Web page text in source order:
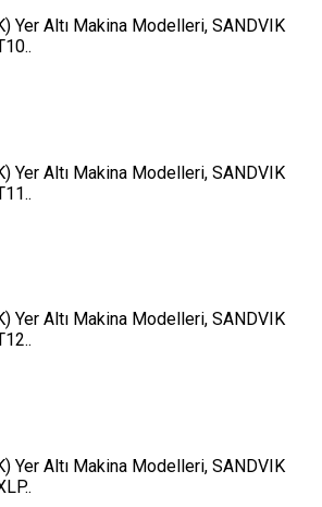
Yer Altı Makina Modelleri, SANDVIK
Yer Altı Makina Modelleri, SANDVIK
Yer Altı Makina Modelleri, SANDVIK
Yer Altı Makina Modelleri, SANDVIK